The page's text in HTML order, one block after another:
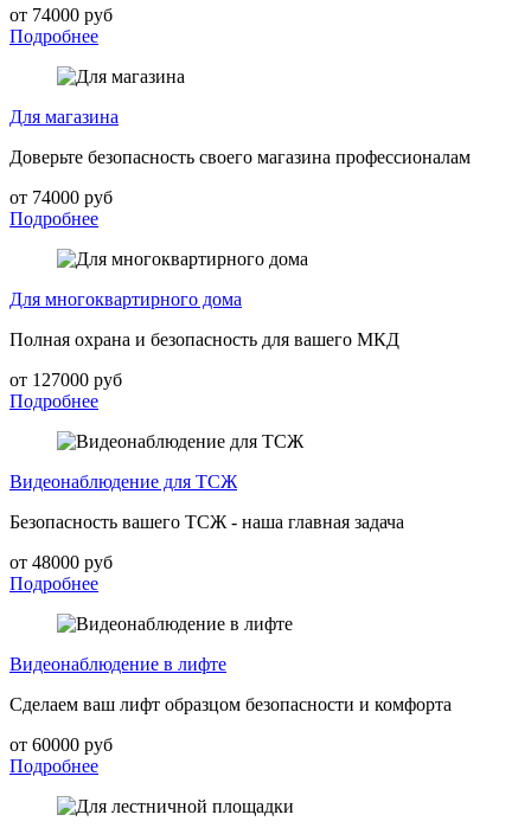
от 74000 руб
Подробнее
Для магазина
Доверьте безопасность своего магазина профессионалам
от 74000 руб
Подробнее
Для многоквартирного дома
Полная охрана и безопасность для вашего МКД
от 127000 руб
Подробнее
Видеонаблюдение для ТСЖ
Безопасность вашего ТСЖ - наша главная задача
от 48000 руб
Подробнее
Видеонаблюдение в лифте
Сделаем ваш лифт образцом безопасности и комфорта
от 60000 руб
Подробнее